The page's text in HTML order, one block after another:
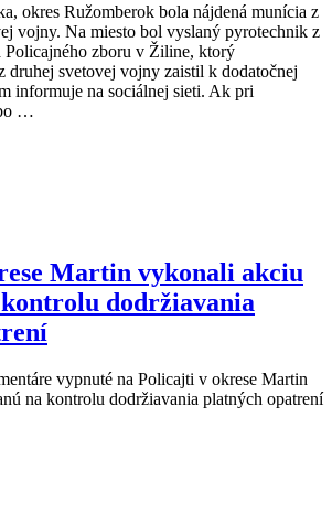
okres Ružomberok bola nájdená munícia z
vojny. Na miesto bol vyslaný pyrotechnik z
zboru v Žiline, ktorý
druhej svetovej vojny zaistil k dodatočnej
informuje na sociálnej sieti. Ak pri
…
Martin vykonali akciu
dodržiavania
vypnuté na Policajti v okrese Martin
na kontrolu dodržiavania platných opatrení